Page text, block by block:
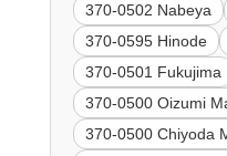
370-0502 Nabeya
370-0595 Hinode
370-0501 Fukujima
370-0500 Oizumi
370-0500 Chiyoda